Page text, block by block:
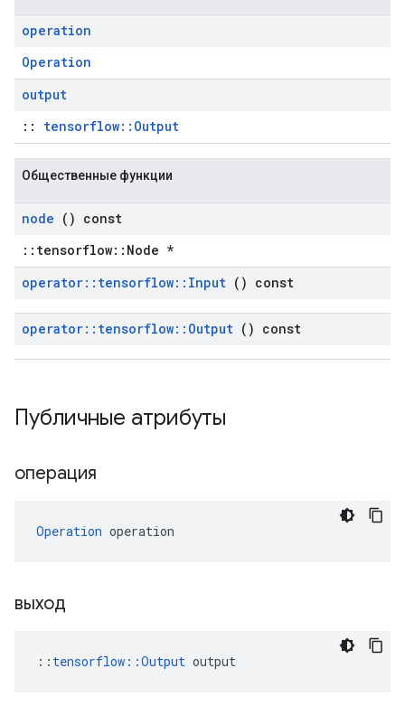
operation
Operation
output
:: tensorflow::Output
Общественные функции
node () const
::tensorflow::Node *
operator:: tensorflow:: Input () const
operator:: tensorflow:: Output () const
Публичные атрибуты
операция
Operation operation
выход
:: tensorflow::Output output